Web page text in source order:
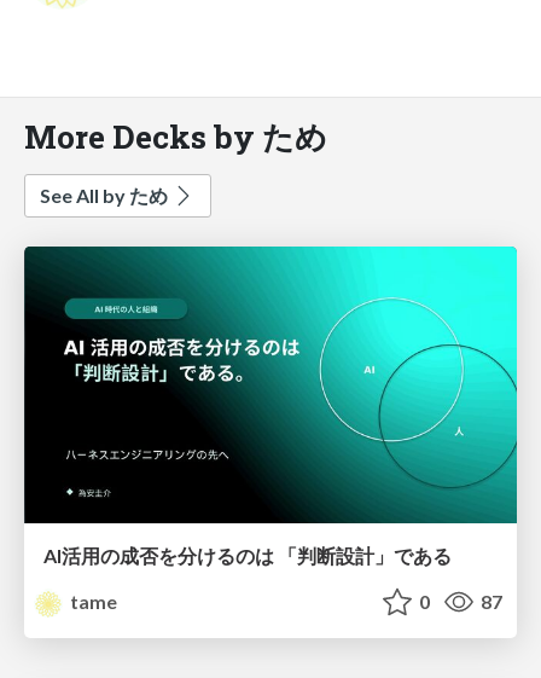
More Decks by ため
See All by ため
AI活用の成否を分けるのは 「判断設計」である
tame
0 87